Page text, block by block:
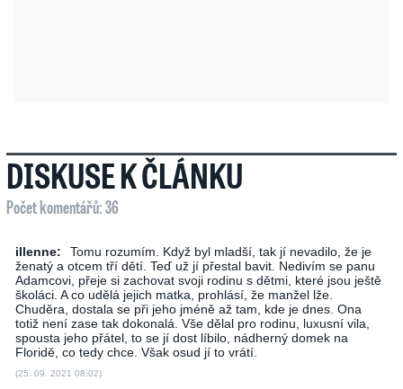
DISKUSE K ČLÁNKU
Počet komentářů: 36
illenne:
Tomu rozumím. Když byl mladší, tak jí nevadilo, že je
ženatý a otcem tří dětí. Teď už jí přestal bavit. Nedivím se panu
Adamcovi, přeje si zachovat svoji rodinu s dětmi, které jsou ještě
školáci. A co udělá jejich matka, prohlásí, že manžel lže.
Chuděra, dostala se při jeho jméně až tam, kde je dnes. Ona
totiž není zase tak dokonalá. Vše dělal pro rodinu, luxusní vila,
spousta jeho přátel, to se jí dost líbilo, nádherný domek na
Floridě, co tedy chce. Však osud jí to vrátí.
(25. 09. 2021 08:02)